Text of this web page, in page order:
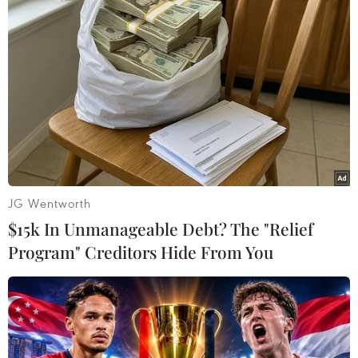
chui" cổ phiếu của chủ tịch Tập đoàn FLC gây
rúng động dư luận và làm chao đảo thị trường
chứng khoán./.
(TTXVN/Vietnam+)
JG Wentworth
$15k In Unmanageable Debt? The "Relief
Program" Creditors Hide From You